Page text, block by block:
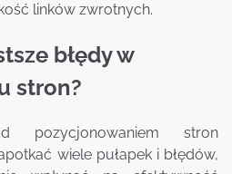
linków zwrotnych.
błędy w
stron?
pozycjonowaniem stron
wiele pułapek i błędów,